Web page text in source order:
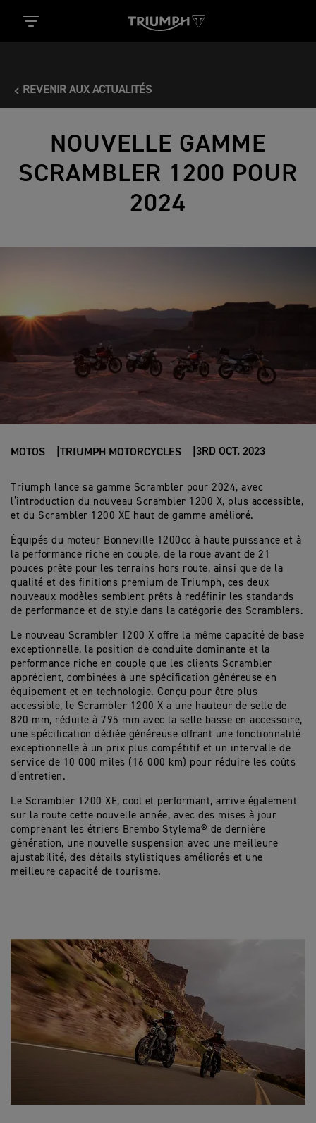
REVENIR AUX ACTUALITÉS
NOUVELLE GAMME
SCRAMBLER 1200 POUR
2024
MOTOS TRIUMPH MOTORCYCLES 3RD OCT. 2023
Triumph lance sa gamme Scrambler pour 2024, avec
l’introduction du nouveau Scrambler 1200 X, plus accessible,
et du Scrambler 1200 XE haut de gamme amélioré.
Équipés du moteur Bonneville 1200cc à haute puissance et à
la performance riche en couple, de la roue avant de 21
pouces prête pour les terrains hors route, ainsi que de la
qualité et des finitions premium de Triumph, ces deux
nouveaux modèles semblent prêts à redéfinir les standards
de performance et de style dans la catégorie des Scramblers.
Le nouveau Scrambler 1200 X offre la même capacité de base
exceptionnelle, la position de conduite dominante et la
performance riche en couple que les clients Scrambler
apprécient, combinées à une spécification généreuse en
équipement et en technologie. Conçu pour être plus
accessible, le Scrambler 1200 X a une hauteur de selle de
820 mm, réduite à 795 mm avec la selle basse en accessoire,
une spécification dédiée généreuse offrant une fonctionnalité
exceptionnelle à un prix plus compétitif et un intervalle de
service de 10 000 miles (16 000 km) pour réduire les coûts
d’entretien.
Le Scrambler 1200 XE, cool et performant, arrive également
sur la route cette nouvelle année, avec des mises à jour
comprenant les étriers Brembo Stylema® de dernière
génération, une nouvelle suspension avec une meilleure
ajustabilité, des détails stylistiques améliorés et une
meilleure capacité de tourisme.